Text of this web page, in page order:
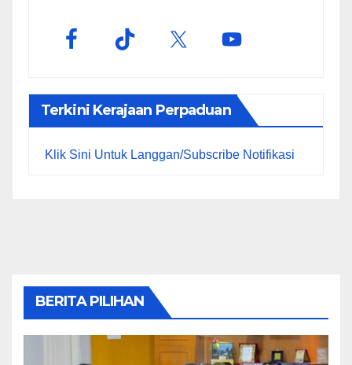
Terkini Kerajaan Perpaduan
Klik Sini Untuk Langgan/Subscribe Notifikasi
BERITA PILIHAN